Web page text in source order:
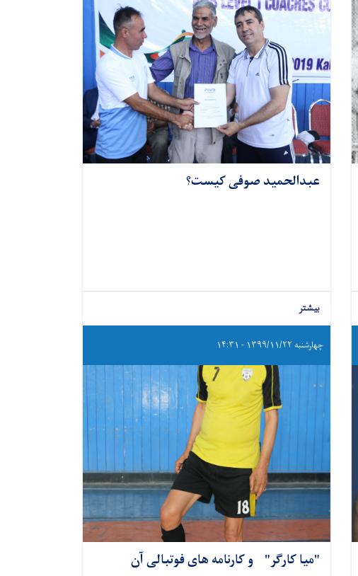
عبدالحمید صوفی کیست؟
بیشتر
چهارشنبه ۱۳۹۹/۱۱/۲۲ - ۱۴:۳۱
"میا کارگر" و کارنامه های فوتبالی آن